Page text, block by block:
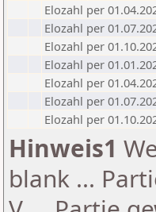
Elozahl per
Elozahl per
Elozahl per
Elozahl per
Elozahl per
Elozahl per
Elozahl per
Hinweis1
blank ...